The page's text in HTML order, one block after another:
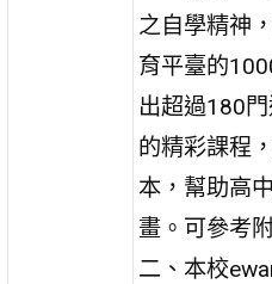
之自學精神
育平臺的
出超過180
的精彩課程
本，幫助高
畫。可參考
二、本校